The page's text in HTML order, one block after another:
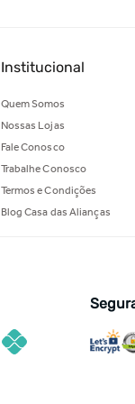
Institucional
Quem Somos
Nossas Lojas
Fale Conosco
Trabalhe Conosco
Termos e Condições
Blog Casa das Alianças